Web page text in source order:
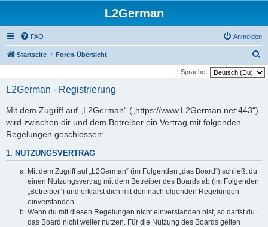
L2German
FAQ Anmelden
Startseite Foren-Übersicht
u
Sprache:
L2German - Registrierung
Mit dem Zugriff auf „L2German“ („https://www.L2German.net:443“)
wird zwischen dir und dem Betreiber ein Vertrag mit folgenden
Regelungen geschlossen:
1. NUTZUNGSVERTRAG
Mit dem Zugriff auf „L2German“ (im Folgenden „das Board“) schließt du
einen Nutzungsvertrag mit dem Betreiber des Boards ab (im Folgenden
„Betreiber“) und erklärst dich mit den nachfolgenden Regelungen
einverstanden.
Wenn du mit diesen Regelungen nicht einverstanden bist, so darfst du
das Board nicht weiter nutzen. Für die Nutzung des Boards gelten